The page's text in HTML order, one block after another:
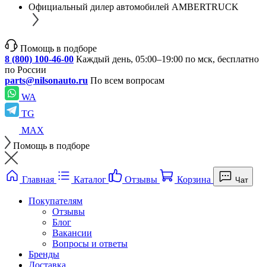
Официальный дилер автомобилей AMBERTRUCK
Помощь в подборе
8 (800) 100-46-00 Каждый день, 05:00–19:00 по мск, бесплатно
по России
parts@nilsonauto.ru По всем вопросам
WA
TG
MAX
Помощь в подборе
Главная Каталог Отзывы Корзина Чат
Покупателям
Отзывы
Блог
Вакансии
Вопросы и ответы
Бренды
Доставка